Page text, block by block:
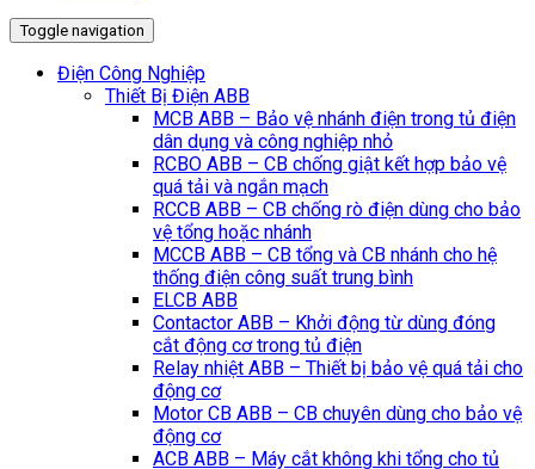
Toggle navigation
Điện Công Nghiệp
Thiết Bị Điện ABB
MCB ABB – Bảo vệ nhánh điện trong tủ điện
dân dụng và công nghiệp nhỏ
RCBO ABB – CB chống giật kết hợp bảo vệ
quá tải và ngắn mạch
RCCB ABB – CB chống rò điện dùng cho bảo
vệ tổng hoặc nhánh
MCCB ABB – CB tổng và CB nhánh cho hệ
thống điện công suất trung bình
ELCB ABB
Contactor ABB – Khởi động từ dùng đóng
cắt động cơ trong tủ điện
Relay nhiệt ABB – Thiết bị bảo vệ quá tải cho
động cơ
Motor CB ABB – CB chuyên dùng cho bảo vệ
động cơ
ACB ABB – Máy cắt không khi tổng cho tủ